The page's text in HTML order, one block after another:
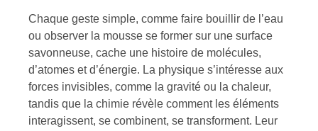
Chaque geste simple, comme faire bouillir de l’eau
ou observer la mousse se former sur une surface
savonneuse, cache une histoire de molécules,
d’atomes et d’énergie. La physique s’intéresse aux
forces invisibles, comme la gravité ou la chaleur,
tandis que la chimie révèle comment les éléments
interagissent, se combinent, se transforment. Leur